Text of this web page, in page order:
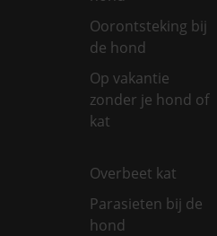
Oorontsteking bij
de hond
Op vakantie
zonder je hond of
kat
Overbeet kat
Parasieten bij de
hond